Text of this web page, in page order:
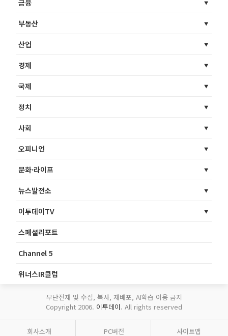
금융
부동산
산업
경제
국제
정치
사회
오피니언
문화·라이프
뉴스발전소
이투데이TV
스페셜리포트
Channel 5
위너스IR클럽
무단전재 및 수집, 복사, 재배포, AI학습 이용 금지
Copyright 2006. 이투데이. All rights reserved
회사소개 PC버전 사이트맵